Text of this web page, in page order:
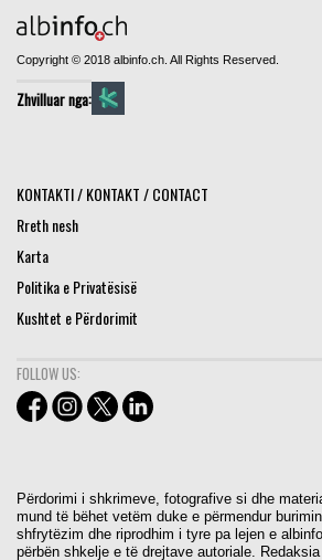
Copyright © 2018 albinfo.ch. All Rights Reserved.
Zhvilluar nga:
KONTAKTI / KONTAKT / CONTACT
Rreth nesh
Karta
Politika e Privatësisë
Kushtet e Përdorimit
FOLLOW US:
Përdorimi i shkrimeve, fotografive si dhe
mund të bëhet vetëm duke e përmendur
shfrytëzim dhe riprodhim i tyre pa lejen e
përbën shkelje e të drejtave autoriale.